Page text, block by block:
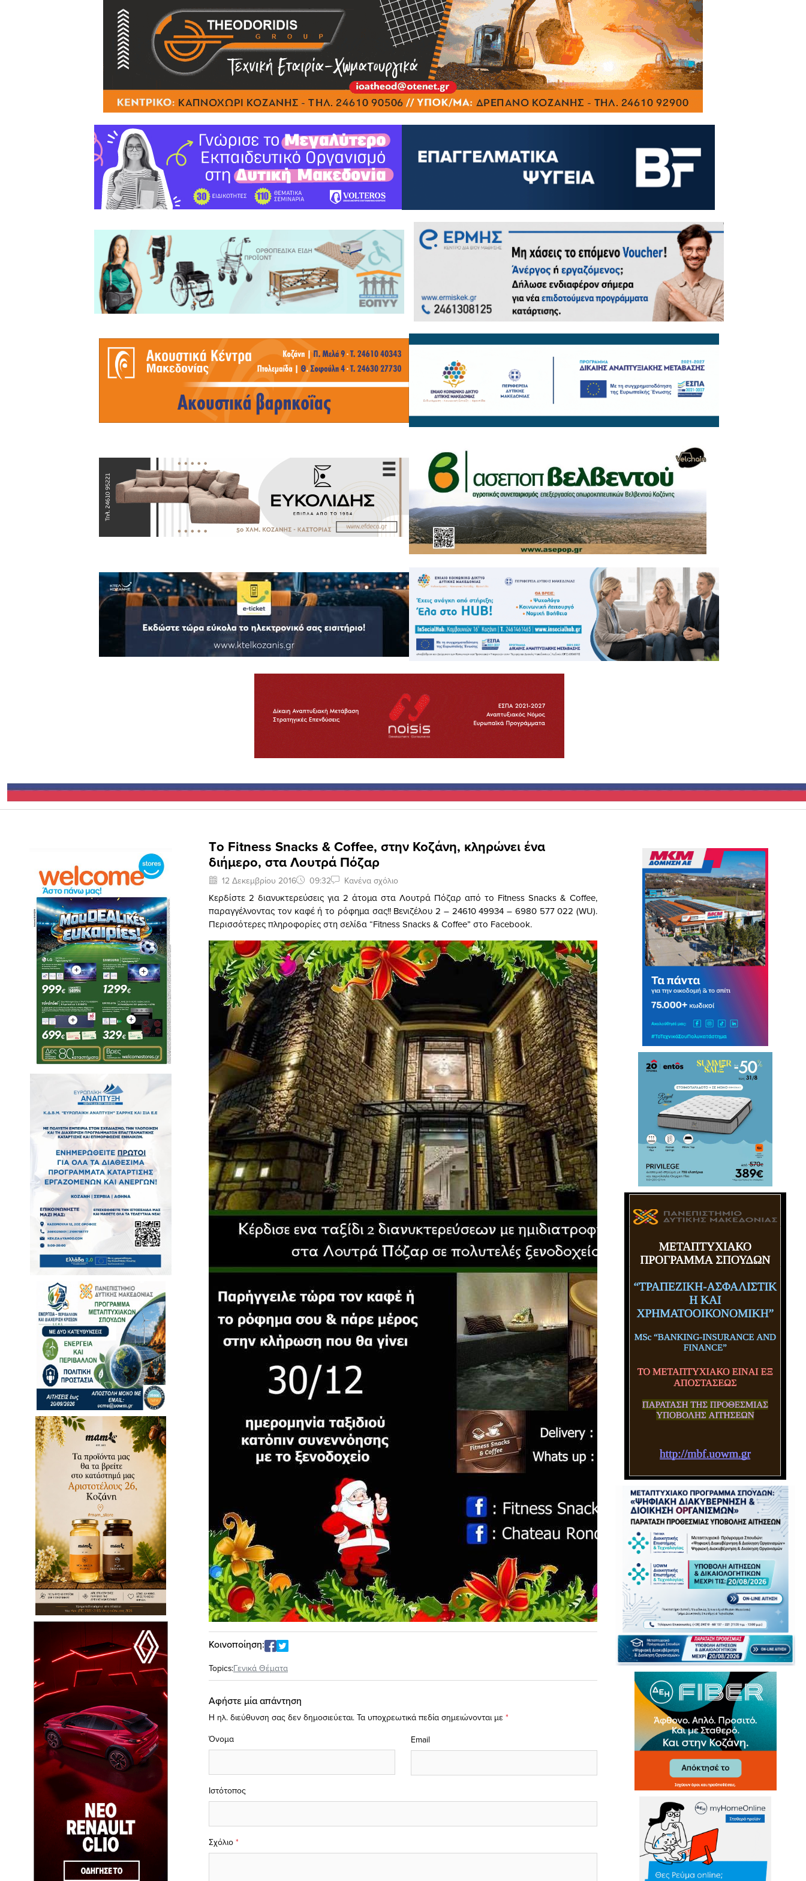
Tο Fitness Snacks & Coffee, στην Κοζάνη, κληρώνει ένα
διήμερο, στα Λουτρά Πόζαρ
12 Δεκεμβρίου 2016 09:32 Κανένα σχόλιο
Κερδίστε 2 διανυκτερεύσεις για 2 άτομα στα Λουτρά Πόζαρ από το Fitness Snacks & Coffee,
παραγγέλνοντας τον καφέ ή το ρόφημα σας!! Βενιζέλου 2 – 24610 49934 – 6980 577 022 (WU).
Περισσότερες πληροφορίες στη σελίδα “Fitness Snacks & Coffee” στο Facebook.
Κοινοποίηση:
Topics:Γενικά Θέματα
Αφήστε μία απάντηση
Η ηλ. διεύθυνση σας δεν δημοσιεύεται. Τα υποχρεωτικά πεδία σημειώνονται με *
Σχόλιο *
Όνομα Email
Ιστότοπος